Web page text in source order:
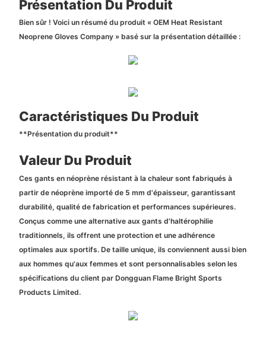
Présentation Du Produit
Bien sûr ! Voici un résumé du produit « OEM Heat Resistant
Neoprene Gloves Company » basé sur la présentation détaillée :
Caractéristiques Du Produit
**Présentation du produit**
Valeur Du Produit
Ces gants en néoprène résistant à la chaleur sont fabriqués à
partir de néoprène importé de 5 mm d'épaisseur, garantissant
durabilité, qualité de fabrication et performances supérieures.
Conçus comme une alternative aux gants d'haltérophilie
traditionnels, ils offrent une protection et une adhérence
optimales aux sportifs. De taille unique, ils conviennent aussi bien
aux hommes qu'aux femmes et sont personnalisables selon les
spécifications du client par Dongguan Flame Bright Sports
Products Limited.